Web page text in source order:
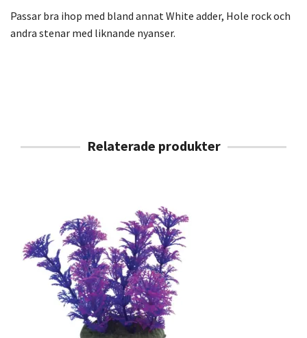
Passar bra ihop med bland annat White adder, Hole rock och
andra stenar med liknande nyanser.